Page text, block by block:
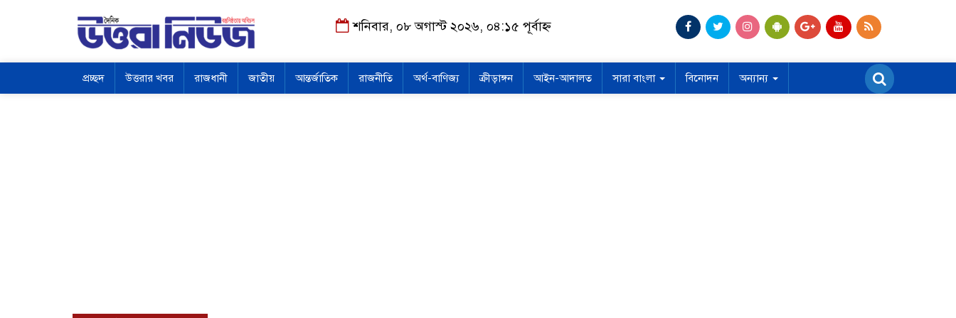
শনিবার, ০৮ অগাস্ট ২০২৬, ০৪:১৫ পূর্বাহ্ন
প্রচ্ছদ উত্তরার খবর রাজধানী জাতীয় আন্তর্জাতিক রাজনীতি অর্থ-বাণিজ্য ক্রীড়াঙ্গন আইন-আদালত সারা বাংলা বিনোদন অন্যান্য